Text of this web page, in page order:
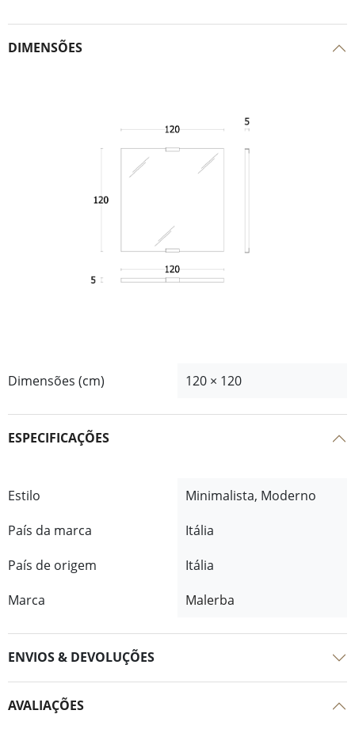
DIMENSÕES
Dimensões (cm) 120 × 120
ESPECIFICAÇÕES
Estilo
Minimalista, Moderno
País da marca
Itália
País de origem
Itália
Marca
Malerba
ENVIOS & DEVOLUÇÕES
AVALIAÇÕES